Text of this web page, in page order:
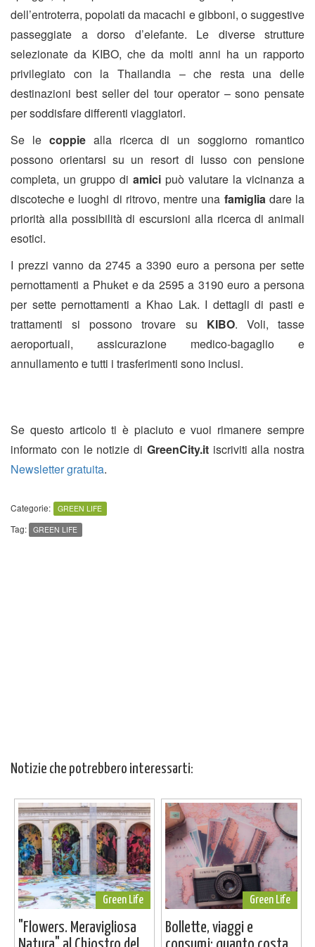
dell’entroterra, popolati da macachi e gibboni, o suggestive
passeggiate a dorso d’elefante. Le diverse strutture
selezionate da KIBO, che da molti anni ha un rapporto
privilegiato con la Thailandia – che resta una delle
destinazioni best seller del tour operator – sono pensate
per soddisfare differenti viaggiatori.
Se le coppie alla ricerca di un soggiorno romantico
possono orientarsi su un resort di lusso con pensione
completa, un gruppo di amici può valutare la vicinanza a
discoteche e luoghi di ritrovo, mentre una famiglia dare la
priorità alla possibilità di escursioni alla ricerca di animali
esotici.
I prezzi vanno da 2745 a 3390 euro a persona per sette
pernottamenti a Phuket e da 2595 a 3190 euro a persona
per sette pernottamenti a Khao Lak. I dettagli di pasti e
trattamenti si possono trovare su
KIBO. Voli, tasse
aeroportuali, assicurazione medico-bagaglio e
annullamento e tutti i trasferimenti sono inclusi.
Se questo articolo ti è piaciuto e vuoi rimanere sempre
informato con le notizie di GreenCity.itiscriviti alla nostra
Newsletter gratuita.
Categorie: GREEN LIFE
Tag: GREEN LIFE
Notizie che potrebbero interessarti:
Green Life
"Flowers. Meravigliosa
Green Life
Bollette, viaggi e